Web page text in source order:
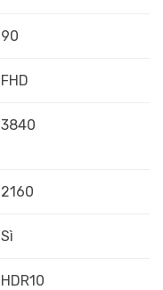
90
FHD
3840
2160
Sì
HDR10